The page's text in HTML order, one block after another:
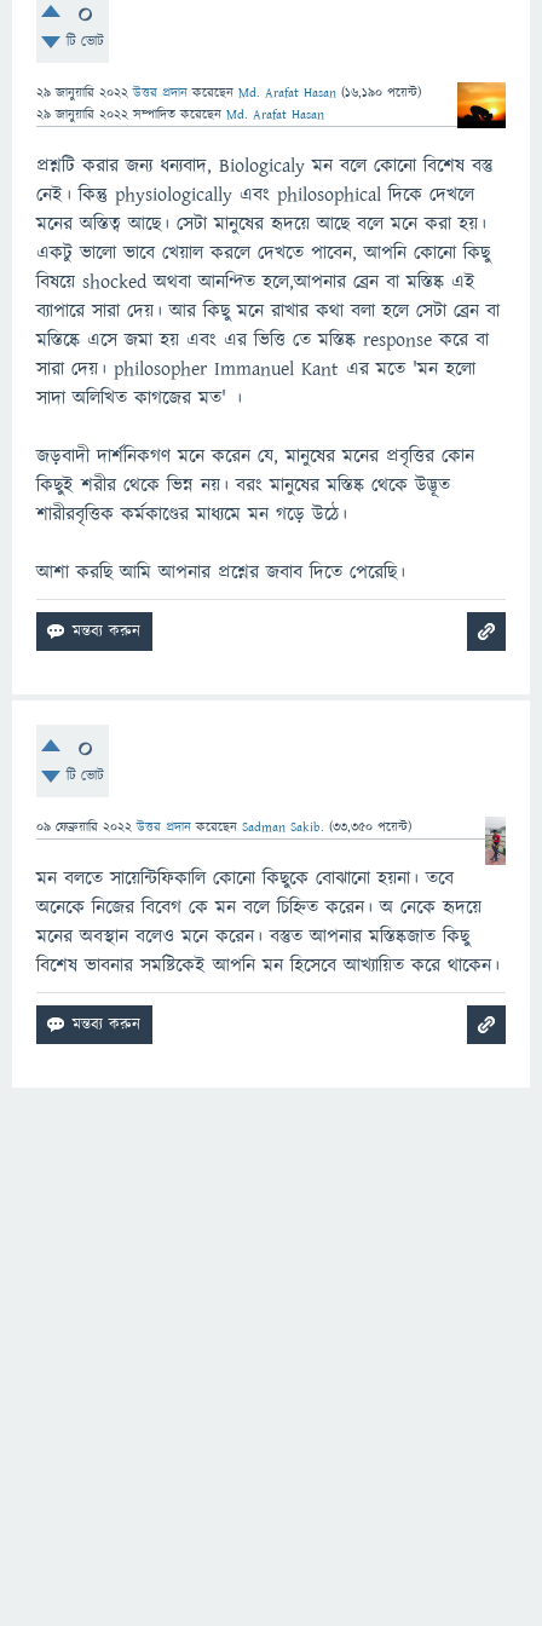
0
টি ভোট
29 জানুয়ারি 2022 উত্তর প্রদান করেছেন Md. Arafat Hasan (16,190 পয়েন্ট)
29 জানুয়ারি 2022 সম্পাদিত করেছেন Md. Arafat Hasan
প্রশ্নটি করার জন্য ধন্যবাদ, Biologicaly মন বলে কোনো বিশেষ বস্তু
নেই। কিন্তু physiologically এবং philosophical দিকে দেখলে
মনের অস্তিত্ব আছে। সেটা মানুষের হৃদয়ে আছে বলে মনে করা হয়।
একটু ভালো ভাবে খেয়াল করলে দেখতে পাবেন, আপনি কোনো কিছু
বিষয়ে shocked অথবা আনন্দিত হলে,আপনার ব্রেন বা মস্তিষ্ক এই
ব্যাপারে সারা দেয়। আর কিছু মনে রাখার কথা বলা হলে সেটা ব্রেন বা
মস্তিষ্কে এসে জমা হয় এবং এর ভিত্তি তে মস্তিষ্ক response করে বা
সারা দেয়। philosopher Immanuel Kant এর মতে 'মন হলো
সাদা অলিখিত কাগজের মত' ।
জড়বাদী দার্শনিকগণ মনে করেন যে, মানুষের মনের প্রবৃত্তির কোন
কিছুই শরীর থেকে ভিন্ন নয়। বরং মানুষের মস্তিষ্ক থেকে উদ্ভূত
শারীরবৃত্তিক কর্মকাণ্ডের মাধ্যমে মন গড়ে উঠে।
আশা করছি আমি আপনার প্রশ্নের জবাব দিতে পেরেছি।
0
টি ভোট
09 ফেব্রুয়ারি 2022 উত্তর প্রদান করেছেন Sadman Sakib. (33,350 পয়েন্ট)
মন বলতে সায়েন্টিফিকালি কোনো কিছুকে বোঝানো হয়না। তবে
অনেকে নিজের বিবেগ কে মন বলে চিহ্নিত করেন। অ নেকে হৃদয়ে
মনের অবস্থান বলেও মনে করেন। বস্তুত আপনার মস্তিষ্কজাত কিছু
বিশেষ ভাবনার সমষ্টিকেই আপনি মন হিসেবে আখ্যায়িত করে থাকেন।